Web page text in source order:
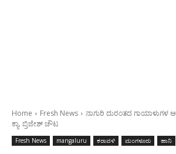
Home Fresh News
ನಾಗುರಿ ದುರಂತದ ಗಾಯಾಳುಗಳ
ಕ್ಯಾ. ಬ್ರಿಜೇಶ್ ಚೌಟ
Fresh News mangaluru ಕರಾವಳಿ ಮಂಗಳೂರು ಹಾನಿ